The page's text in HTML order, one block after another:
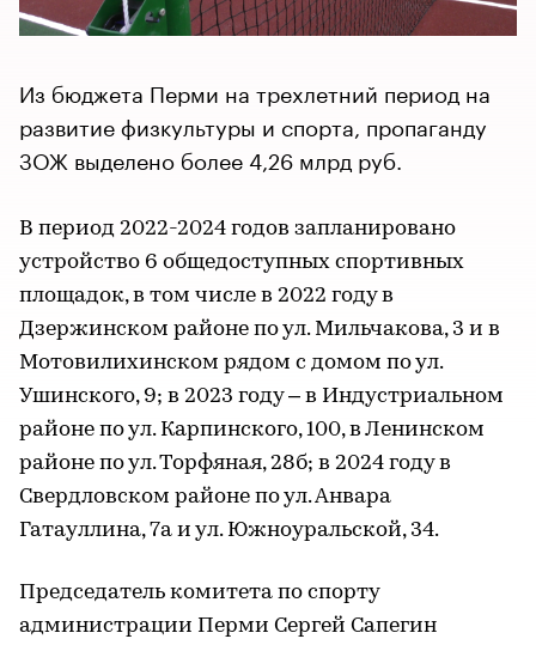
Из бюджета Перми на трехлетний период на
развитие физкультуры и спорта, пропаганду
ЗОЖ выделено более 4,26 млрд руб.
В период 2022-2024 годов запланировано
устройство 6 общедоступных спортивных
площадок, в том числе в 2022 году в
Дзержинском районе по ул. Мильчакова, 3 и в
Мотовилихинском рядом с домом по ул.
Ушинского, 9; в 2023 году – в Индустриальном
районе по ул. Карпинского, 100, в Ленинском
районе по ул. Торфяная, 28б; в 2024 году в
Свердловском районе по ул. Анвара
Гатауллина, 7а и ул. Южноуральской, 34.
Председатель комитета по спорту
администрации Перми Сергей Сапегин